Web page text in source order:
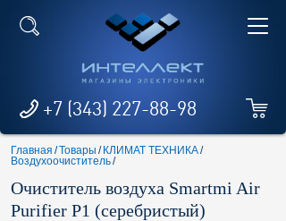
+7 (343) 227-88-98
Главная /Товары / КЛИМАТ ТЕХНИКА/
Воздухоочиститель/
Очиститель воздуха Smartmi Air
Purifier P1 (серебристый)